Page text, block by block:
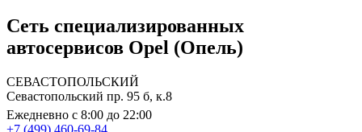
Сеть специализированных
автосервисов Opel (Опель)
СЕВАСТОПОЛЬСКИЙ
Севастопольский пр. 95 б, к.8
Ежедневно с 8:00 до 22:00
+7 (499) 460-69-84